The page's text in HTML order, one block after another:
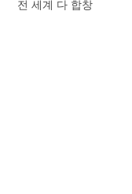
전 세계 다 합창